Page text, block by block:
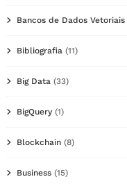
Bancos de Dados Vetoriais
Bibliografia (11)
Big Data (33)
BigQuery (1)
Blockchain (8)
Business (15)